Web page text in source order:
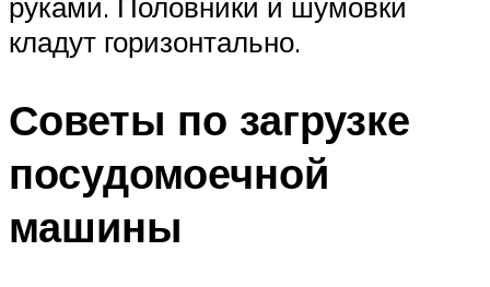
кладут горизонтально.
Советы по загрузке
посудомоечной
машины